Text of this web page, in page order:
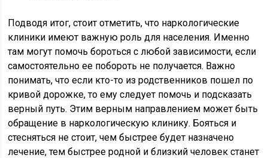
Подводя итог, стоит отметить, что наркологические
клиники имеют важную роль для населения. Именно
там могут помочь бороться с любой зависимости, если
самостоятельно ее побороть не получается. Важно
понимать, что если кто-то из родственников пошел по
кривой дорожке, то ему следует помочь и подсказать
верный путь. Этим верным направлением может быть
обращение в наркологическую клинику. Бояться и
стесняться не стоит, чем быстрее будет назначено
лечение, тем быстрее родной и близкий человек станет